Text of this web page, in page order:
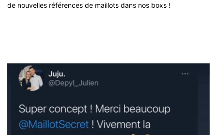
de nouvelles références de maillots dans nos boxs !